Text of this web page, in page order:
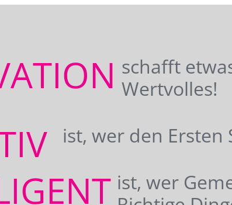
schafft
Wertvolles!
ist, wer den
ist, wer